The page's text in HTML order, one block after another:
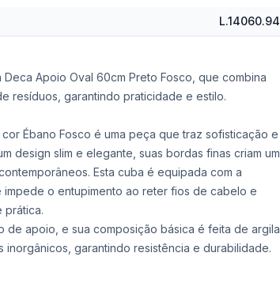
L.14060.94
Apoio Oval 60cm Preto Fosco, que combina
resíduos, garantindo praticidade e estilo.
Ébano Fosco é uma peça que traz sofisticação e
design slim e elegante, suas bordas finas criam um
Esta cuba é equipada com a
o entupimento ao reter fios de cabelo e
prática.
apoio, e sua composição básica é feita de argila,
garantindo resistência e durabilidade.